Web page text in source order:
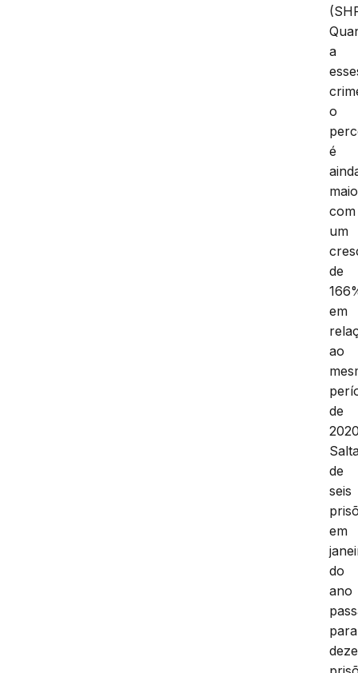
a
o
é
com
um
de
em
ao
de
de
seis
em
do
ano
para